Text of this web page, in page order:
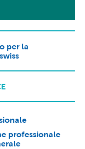
per la
professionale